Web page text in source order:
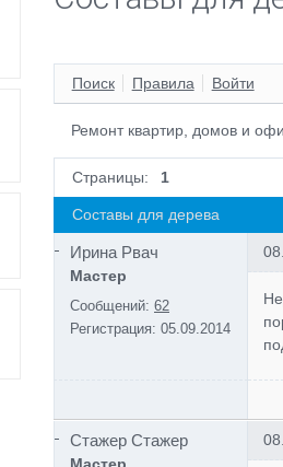
Поиск Правила Войти
Ремонт квартир, домов и
Страницы: 1
Составы для дерева
Ирина Рвач
Мастер
Сообщений: 62
Регистрация: 05.09.2014
Стажер Стажер